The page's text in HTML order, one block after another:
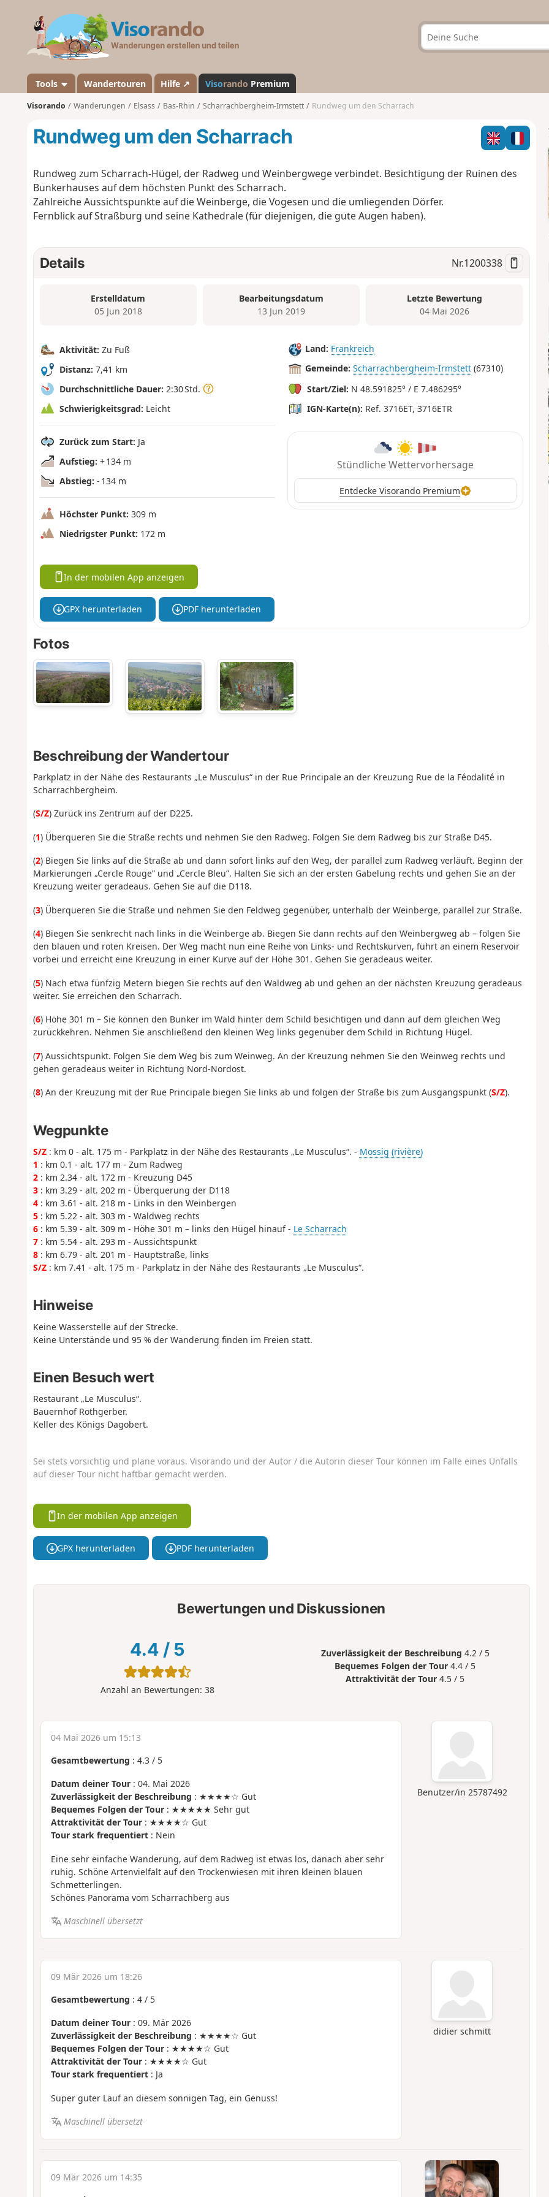
a
n
d
Tools Wandertouren Hilfe ↗ Visorando Premium
Visorando Wanderungen Elsass Bas-Rhin Scharrachbergheim-Irmstett Rundweg um den Scharrach
Rundweg um den Scharrach
Rundweg zum Scharrach-Hügel, der Radweg und Weinbergwege verbindet. Besichtigung der Ruinen des
Bunkerhauses auf dem höchsten Punkt des Scharrach.
Zahlreiche Aussichtspunkte auf die Weinberge, die Vogesen und die umliegenden Dörfer.
Fernblick auf Straßburg und seine Kathedrale (für diejenigen, die gute Augen haben).
Details Nr.1200338
Erstelldatum
05 Jun 2018
Bearbeitungsdatum
13 Jun 2019
Letzte Bewertung
04 Mai 2026
Aktivität: Zu Fuß
Distanz: 7,41 km
Durchschnittliche Dauer: 2:30 Std.
Schwierigkeitsgrad: Leicht
Zurück zum Start: Ja
Aufstieg: + 134 m
Abstieg: - 134 m
Höchster Punkt: 309 m
Niedrigster Punkt: 172 m
Land: Frankreich
Gemeinde: Scharrachbergheim-Irmstett (67310)
Start/Ziel: N 48.591825° / E 7.486295°
IGN-Karte(n): Ref. 3716ET, 3716ETR
Stündliche Wettervorhersage
Entdecke Visorando Premium
In der mobilen App anzeigen
GPX herunterladen PDF herunterladen
Fotos
Beschreibung der Wandertour
Parkplatz in der Nähe des Restaurants „Le Musculus“ in der Rue Principale an der Kreuzung Rue de la Féodalité in
Scharrachbergheim.
(S/Z) Zurück ins Zentrum auf der D225.
(1) Überqueren Sie die Straße rechts und nehmen Sie den Radweg. Folgen Sie dem Radweg bis zur Straße D45.
(2) Biegen Sie links auf die Straße ab und dann sofort links auf den Weg, der parallel zum Radweg verläuft. Beginn der
Markierungen „Cercle Rouge” und „Cercle Bleu”. Halten Sie sich an der ersten Gabelung rechts und gehen Sie an der
Kreuzung weiter geradeaus. Gehen Sie auf die D118.
(3) Überqueren Sie die Straße und nehmen Sie den Feldweg gegenüber, unterhalb der Weinberge, parallel zur Straße.
(4) Biegen Sie senkrecht nach links in die Weinberge ab. Biegen Sie dann rechts auf den Weinbergweg ab – folgen Sie
den blauen und roten Kreisen. Der Weg macht nun eine Reihe von Links- und Rechtskurven, führt an einem Reservoir
vorbei und erreicht eine Kreuzung in einer Kurve auf der Höhe 301. Gehen Sie geradeaus weiter.
(5) Nach etwa fünfzig Metern biegen Sie rechts auf den Waldweg ab und gehen an der nächsten Kreuzung geradeaus
weiter. Sie erreichen den Scharrach.
(6) Höhe 301 m – Sie können den Bunker im Wald hinter dem Schild besichtigen und dann auf dem gleichen Weg
zurückkehren. Nehmen Sie anschließend den kleinen Weg links gegenüber dem Schild in Richtung Hügel.
(7) Aussichtspunkt. Folgen Sie dem Weg bis zum Weinweg. An der Kreuzung nehmen Sie den Weinweg rechts und
gehen geradeaus weiter in Richtung Nord-Nordost.
(8) An der Kreuzung mit der Rue Principale biegen Sie links ab und folgen der Straße bis zum Ausgangspunkt (S/Z).
Wegpunkte
S/Z: km 0 - alt. 175 m - Parkplatz in der Nähe des Restaurants „Le Musculus“. - Mossig (rivière)
1 : km 0.1 - alt. 177 m - Zum Radweg
2: km 2.34 - alt. 172 m - Kreuzung D45
3: km 3.29 - alt. 202 m - Überquerung der D118
4: km 3.61 - alt. 218 m - Links in den Weinbergen
5: km 5.22 - alt. 303 m - Waldweg rechts
6: km 5.39 - alt. 309 m - Höhe 301 m – links den Hügel hinauf - Le Scharrach
7: km 5.54 - alt. 293 m - Aussichtspunkt
8: km 6.79 - alt. 201 m - Hauptstraße, links
S/Z: km 7.41 - alt. 175 m - Parkplatz in der Nähe des Restaurants „Le Musculus“.
Hinweise
Keine Wasserstelle auf der Strecke.
Keine Unterstände und 95 % der Wanderung finden im Freien statt.
Einen Besuch wert
Restaurant „Le Musculus“.
Bauernhof Rothgerber.
Keller des Königs Dagobert.
Sei stets vorsichtig und plane voraus. Visorando und der Autor / die Autorin dieser Tour können im Falle eines Unfalls
auf dieser Tour nicht haftbar gemacht werden.
In der mobilen App anzeigen
GPX herunterladen PDF herunterladen
Bewertungen und Diskussionen
4.4 / 5
Anzahl an Bewertungen: 38
Zuverlässigkeit der Beschreibung 4.2 / 5
Bequemes Folgen der Tour 4.4 / 5
Attraktivität der Tour 4.5 / 5
Benutzer/in 25787492
04 Mai 2026 um 15:13
Gesamtbewertung : 4.3/ 5
Datum deiner Tour: 04. Mai 2026
Zuverlässigkeit der Beschreibung : ★★★★☆ Gut
Bequemes Folgen der Tour: ★★★★★ Sehr gut
Attraktivität der Tour: ★★★★☆ Gut
Tour stark frequentiert: Nein
Eine sehr einfache Wanderung, auf dem Radweg ist etwas los, danach aber sehr
ruhig. Schöne Artenvielfalt auf den Trockenwiesen mit ihren kleinen blauen
Schmetterlingen.
Schönes Panorama vom Scharrachberg aus
Maschinell übersetzt
didier schmitt
09 Mär 2026 um 18:26
Gesamtbewertung : 4/ 5
Datum deiner Tour: 09. Mär 2026
Zuverlässigkeit der Beschreibung : ★★★★☆ Gut
Bequemes Folgen der Tour: ★★★★☆ Gut
Attraktivität der Tour: ★★★★☆ Gut
Tour stark frequentiert: Ja
Super guter Lauf an diesem sonnigen Tag, ein Genuss!
Maschinell übersetzt
09 Mär 2026 um 14:35